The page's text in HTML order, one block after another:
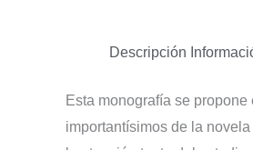
Descripción
Esta monografía se
importantísimos de la